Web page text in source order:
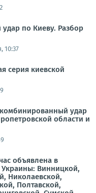
по Киеву. Разбор
10:37
серия киевской
удар
области и
объявлена в
Винницкой,
Николаевской,
Полтавской,